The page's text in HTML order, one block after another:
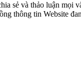
sẻ và thảo luận mọi
thông tin Website